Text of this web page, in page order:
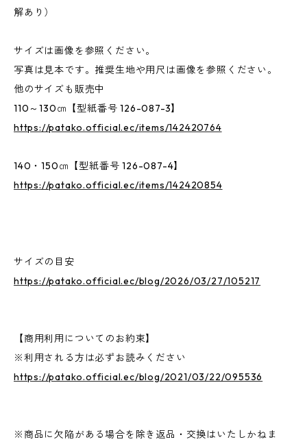
解あり）
サイズは画像を参照ください。
写真は見本です。推奨生地や用尺は画像を参照ください。
他のサイズも販売中
110～130㎝【型紙番号 126-087-3】
https://patako.official.ec/items/142420764
140・150㎝【型紙番号 126-087-4】
https://patako.official.ec/items/142420854
サイズの目安
https://patako.official.ec/blog/2026/03/27/105217
【商用利用についてのお約束】
※利用される方は必ずお読みください
https://patako.official.ec/blog/2021/03/22/095536
※商品に欠陥がある場合を除き返品・交換はいたしかねま